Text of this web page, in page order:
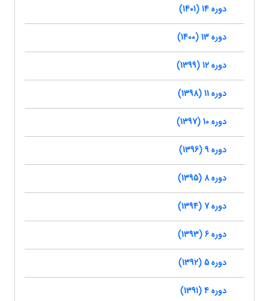
دوره 14 (1401)
دوره 13 (1400)
دوره 12 (1399)
دوره 11 (1398)
دوره 10 (1397)
دوره 9 (1396)
دوره 8 (1395)
دوره 7 (1394)
دوره 6 (1393)
دوره 5 (1392)
دوره 4 (1391)